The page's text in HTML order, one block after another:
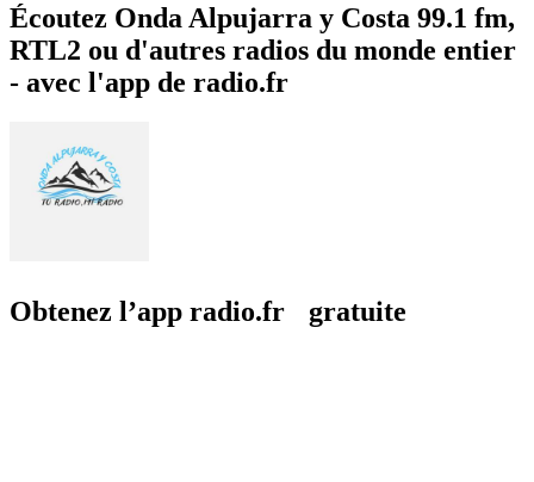
Écoutez Onda Alpujarra y Costa 99.1 fm,
RTL2 ou d'autres radios du monde entier
- avec l'app de radio.fr
Obtenez l’app radio.fr gratuite